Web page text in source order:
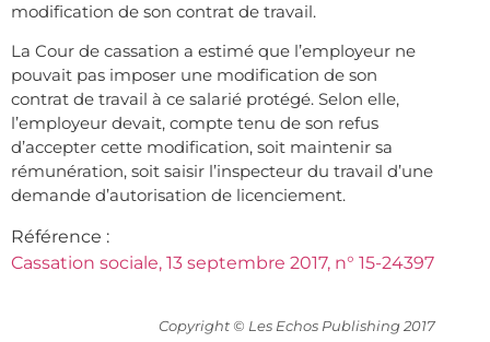
modification de son contrat de travail.
La Cour de cassation a estimé que l’employeur ne
pouvait pas imposer une modification de son
contrat de travail à ce salarié protégé. Selon elle,
l’employeur devait, compte tenu de son refus
d’accepter cette modification, soit maintenir sa
rémunération, soit saisir l’inspecteur du travail d’une
demande d’autorisation de licenciement.
Référence :
Cassation sociale, 13 septembre 2017, n° 15-24397
Copyright © Les Echos Publishing 2017